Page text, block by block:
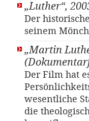
„Luther“,
Der
seinem
„Martin
Der Film hat
wesentliche
die